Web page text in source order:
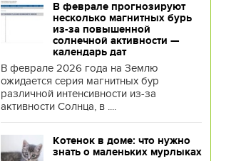
В феврале прогнозируют
несколько магнитных бурь
из-за повышенной
солнечной активности —
календарь дат
В феврале 2026 года на Землю
ожидается серия магнитных бур
различной интенсивности из-за
активности Солнца, в ....
Котенок в доме: что нужно
знать о маленьких мурлыках